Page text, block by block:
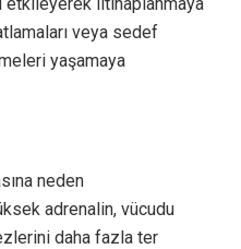
veya sedef
yaşamaya
neden
adrenalin, vücudu
daha fazla ter